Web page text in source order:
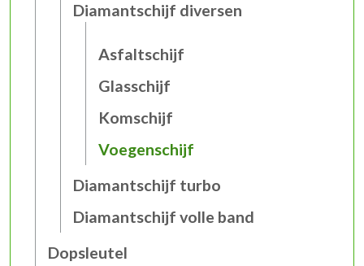
Diamantschijf diversen
Asfaltschijf
Glasschijf
Komschijf
Voegenschijf
Diamantschijf turbo
Diamantschijf volle band
Dopsleutel